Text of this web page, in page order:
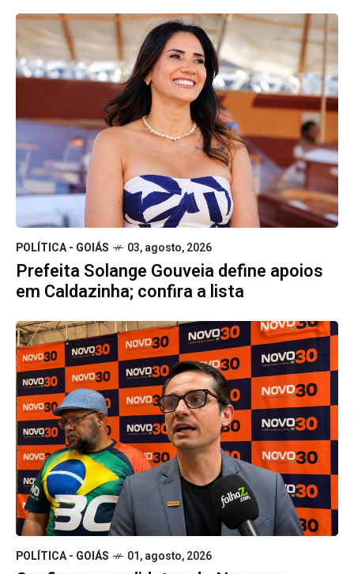
POLÍTICA - GOIÁS 03, agosto, 2026
Prefeita Solange Gouveia define apoios
em Caldazinha; confira a lista
POLÍTICA - GOIÁS 01, agosto, 2026